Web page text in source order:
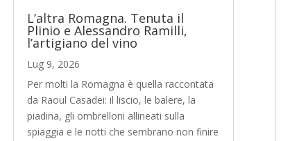
L’altra Romagna. Tenuta il
Plinio e Alessandro Ramilli,
l’artigiano del vino
Lug 9, 2026
Per molti la Romagna è quella raccontata
da Raoul Casadei: il liscio, le balere, la
piadina, gli ombrelloni allineati sulla
spiaggia e le notti che sembrano non finire